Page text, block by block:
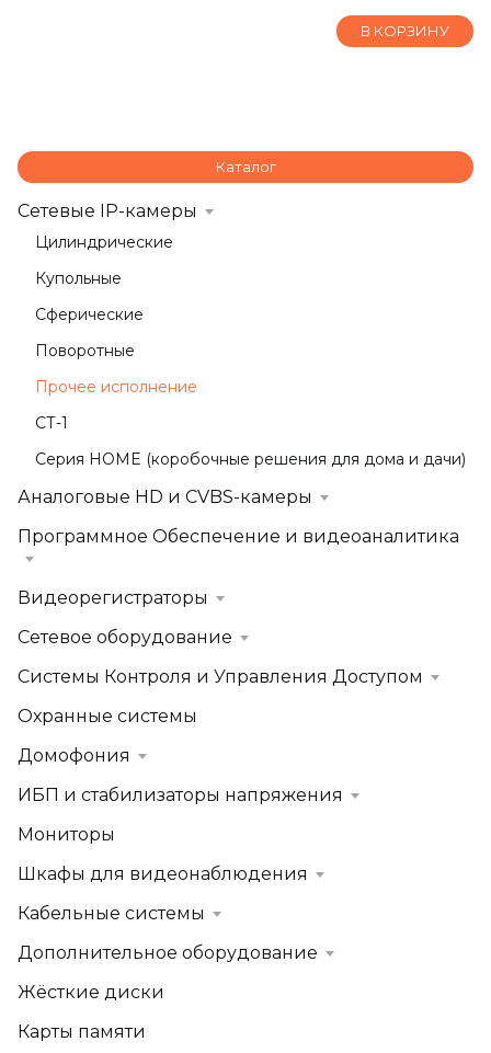
В КОРЗИНУ
Каталог
Сетевые IP-камеры
Цилиндрические
Купольные
Сферические
Поворотные
Прочее исполнение
СТ-1
Серия HOME (коробочные решения для дома и дачи)
Аналоговые HD и CVBS-камеры
Программное Обеспечение и видеоаналитика
Видеорегистраторы
Сетевое оборудование
Системы Контроля и Управления Доступом
Охранные системы
Домофония
ИБП и стабилизаторы напряжения
Мониторы
Шкафы для видеонаблюдения
Кабельные системы
Дополнительное оборудование
Жёсткие диски
Карты памяти